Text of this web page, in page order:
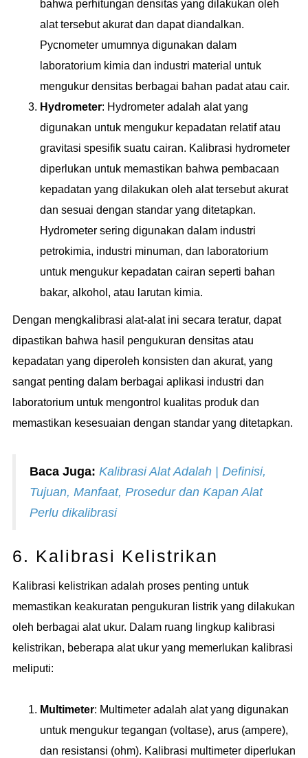
bahwa perhitungan densitas yang dilakukan oleh
alat tersebut akurat dan dapat diandalkan.
Pycnometer umumnya digunakan dalam
laboratorium kimia dan industri material untuk
mengukur densitas berbagai bahan padat atau cair.
Hydrometer: Hydrometer adalah alat yang
digunakan untuk mengukur kepadatan relatif atau
gravitasi spesifik suatu cairan. Kalibrasi hydrometer
diperlukan untuk memastikan bahwa pembacaan
kepadatan yang dilakukan oleh alat tersebut akurat
dan sesuai dengan standar yang ditetapkan.
Hydrometer sering digunakan dalam industri
petrokimia, industri minuman, dan laboratorium
untuk mengukur kepadatan cairan seperti bahan
bakar, alkohol, atau larutan kimia.
Dengan mengkalibrasi alat-alat ini secara teratur, dapat
dipastikan bahwa hasil pengukuran densitas atau
kepadatan yang diperoleh konsisten dan akurat, yang
sangat penting dalam berbagai aplikasi industri dan
laboratorium untuk mengontrol kualitas produk dan
memastikan kesesuaian dengan standar yang ditetapkan.
Baca Juga: Kalibrasi Alat Adalah | Definisi,
Tujuan, Manfaat, Prosedur dan Kapan Alat
Perlu dikalibrasi
6. Kalibrasi Kelistrikan
Kalibrasi kelistrikan adalah proses penting untuk
memastikan keakuratan pengukuran listrik yang dilakukan
oleh berbagai alat ukur. Dalam ruang lingkup kalibrasi
kelistrikan, beberapa alat ukur yang memerlukan kalibrasi
meliputi:
Multimeter: Multimeter adalah alat yang digunakan
untuk mengukur tegangan (voltase), arus (ampere),
dan resistansi (ohm). Kalibrasi multimeter diperlukan